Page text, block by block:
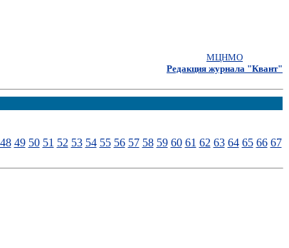
МЦНМО
Редакция журнала "Квант"
48 49 50 51 52 53 54 55 56 57 58 59 60 61 62 63 64 65 66 67